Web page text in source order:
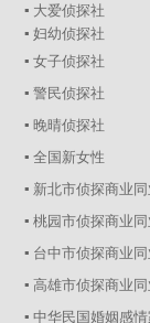
▪ 大爱侦探社
▪ 妇幼侦探社
▪ 女子侦探社
▪ 警民侦探社
▪ 晚晴侦探社
▪ 全国新女性
▪ 新北市侦探商业
▪ 桃园市侦探商业
▪ 台中市侦探商业
▪ 高雄市侦探商业
▪ 中华民国婚姻感